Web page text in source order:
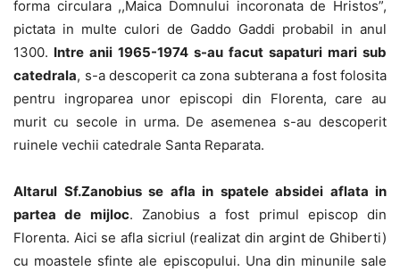
forma circulara ,,Maica Domnului incoronata de Hristos”,
pictata in multe culori de Gaddo Gaddi probabil in anul
1300. Intre anii 1965-1974 s-au facut sapaturi mari sub
catedrala, s-a descoperit ca zona subterana a fost folosita
pentru ingroparea unor episcopi din Florenta, care au
murit cu secole in urma. De asemenea s-au descoperit
ruinele vechii catedrale Santa Reparata.
Altarul Sf.Zanobius se afla in spatele absidei aflata in
partea de mijloc. Zanobius a fost primul episcop din
Florenta. Aici se afla sicriul (realizat din argint de Ghiberti)
cu moastele sfinte ale episcopului. Una din minunile sale